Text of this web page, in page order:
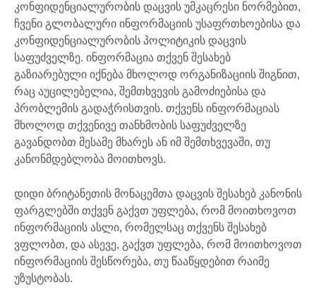
კონფიდენციალურობის დაცვის უმკაცრესი ნორმებით,
ჩვენი გლობალური ინფორმაციის უსაფრთხოებისა და
კონფიდენციალურობის პოლიტიკის დაცვის
საფუძველზე. ინფორმაცია თქვენ შესახებ
გაზიარებული იქნება მხოლოდ ორგანიზაციის შიგნით,
რაც აუცილებელია, შემთხვევის გამოძიებისა და
პრობლემის გადაჭრისთვის. თქვენს ინფორმაციას
მხოლოდ თქვენივე თანხმობის საფუძველზე
გავანდობთ მესამე მხარეს ან იმ შემთხვევაში, თუ
კანონმდებლობა მოითხოვს.
დიდი ბრიტანეთის მონაცემთა დაცვის შესახებ კანონის
ფარგლებში თქვენ გაქვთ უფლება, რომ მოითხოვოთ
ინფორმაციის ასლი, რომელსაც თქვენს შესახებ
ვფლობთ, და ასევე, გაქვთ უფლება, რომ მოითხოვოთ
ინფორმაციის შესწორება, თუ წააწყდებით რაიმე
უზუსტობას.